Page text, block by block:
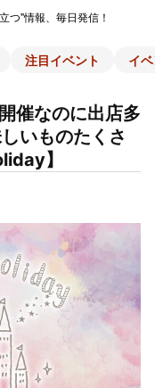
つ"情報、毎日発信！
注目イベント イ
催なのに出店多
いものたくさ
】